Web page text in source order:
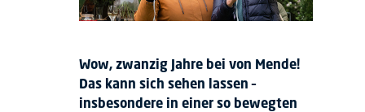
Wow, zwanzig Jahre bei von Mende!
Das kann sich sehen lassen –
insbesondere in einer so bewegten